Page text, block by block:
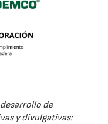
de
y divulgativas: